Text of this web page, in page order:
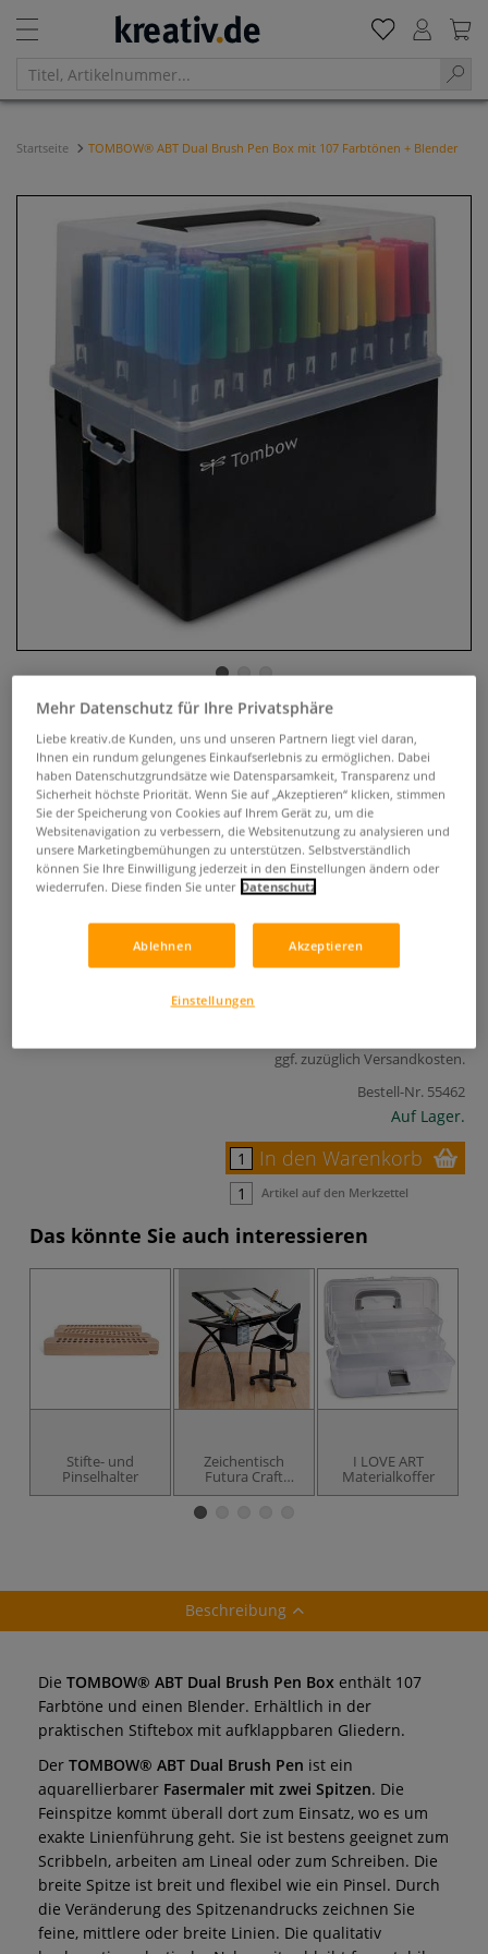
Startseite TOMBOW® ABT Dual Brush Pen Box mit 107 Farbtönen + Blender
TOMBOW® ABT Dual Brush Pen
Box mit 107 Farbtönen + Blender
0 Bewertungen
Die TOMBOW® ABT Dual Brush Pen Box enthält 107
Farbtöne + Blender. Stifte auf Wasserbasis. Farben
untereinander mischbar. Nylonspitze. Ideale Farbverläufe.
Perfekt zum Aquarellieren, Kalligraphieren, Handlettering,
Illustrieren u.v.m.
Mehr
ggf. zuzüglich Versandkosten.
Bestell-Nr. 55462
Auf Lager.
In den Warenkorb
Artikel auf den Merkzettel
Das könnte Sie auch interessieren
Stifte- und
Pinselhalter
Zeichentisch
Futura Craft
Station
I LOVE ART
Materialkoffer
Beschreibung
Die TOMBOW® ABT Dual Brush Pen Box enthält 107
Farbtöne und einen Blender. Erhältlich in der
praktischen Stiftebox mit aufklappbaren Gliedern.
Der TOMBOW® ABT Dual Brush Pen ist ein
aquarellierbarer Fasermaler mit zwei Spitzen. Die
Feinspitze kommt überall dort zum Einsatz, wo es um
exakte Linienführung geht. Sie ist bestens geeignet zum
Scribbeln, arbeiten am Lineal oder zum Schreiben. Die
breite Spitze ist breit und flexibel wie ein Pinsel. Durch
die Veränderung des Spitzenandrucks zeichnen Sie
feine, mittlere oder breite Linien. Die qualitativ
Mehr Datenschutz für Ihre Privatsphäre
Liebe kreativ.de Kunden, uns und unseren Partnern liegt viel daran,
Ihnen ein rundum gelungenes Einkaufserlebnis zu ermöglichen. Dabei
haben Datenschutzgrundsätze wie Datensparsamkeit, Transparenz und
Sicherheit höchste Priorität. Wenn Sie auf „Akzeptieren“ klicken, stimmen
Sie der Speicherung von Cookies auf Ihrem Gerät zu, um die
Websitenavigation zu verbessern, die Websitenutzung zu analysieren und
unsere Marketingbemühungen zu unterstützen. Selbstverständlich
können Sie Ihre Einwilligung jederzeit in den Einstellungen ändern oder
wiederrufen. Diese finden Sie unter Datenschutz
Ablehnen Akzeptieren
Einstellungen